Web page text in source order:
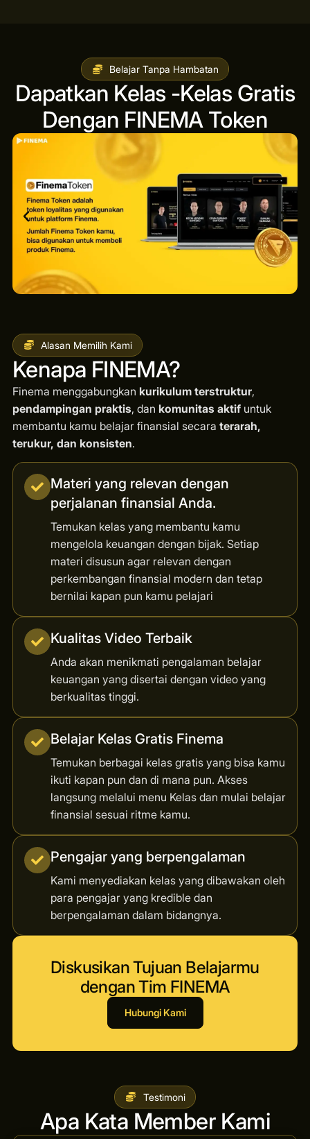
Belajar Tanpa Hambatan
Dapatkan Kelas -Kelas Gratis
Dengan FINEMA Token
Diskusikan Tujuan Belajarmu
dengan Tim FINEMA
Hubungi Kami
Alasan Memilih Kami
Kenapa FINEMA?
Finema menggabungkan kurikulum terstruktur,
pendampingan praktis, dan komunitas aktifuntuk
membantu kamu belajar finansial secara terarah,
terukur, dan konsisten.
Materi yang relevan dengan
perjalanan finansial Anda.
Temukan kelas yang membantu kamu
mengelola keuangan dengan bijak. Setiap
materi disusun agar relevan dengan
perkembangan finansial modern dan tetap
bernilai kapan pun kamu pelajari
Kualitas Video Terbaik
Anda akan menikmati pengalaman belajar
keuangan yang disertai dengan video yang
berkualitas tinggi.
Belajar Kelas Gratis Finema
Temukan berbagai kelas gratis yang bisa kamu
ikuti kapan pun dan di mana pun. Akses
langsung melalui menu Kelas dan mulai belajar
finansial sesuai ritme kamu.
Pengajar yang berpengalaman
Kami menyediakan kelas yang dibawakan oleh
para pengajar yang kredible dan
berpengalaman dalam bidangnya.
Testimoni
Apa Kata Member Kami